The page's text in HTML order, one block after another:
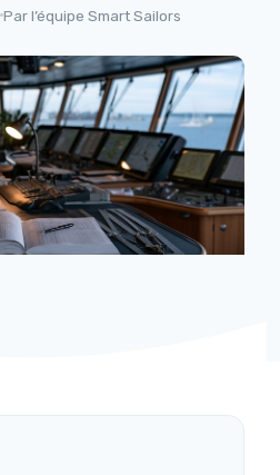
Par l’équipe Smart Sailors